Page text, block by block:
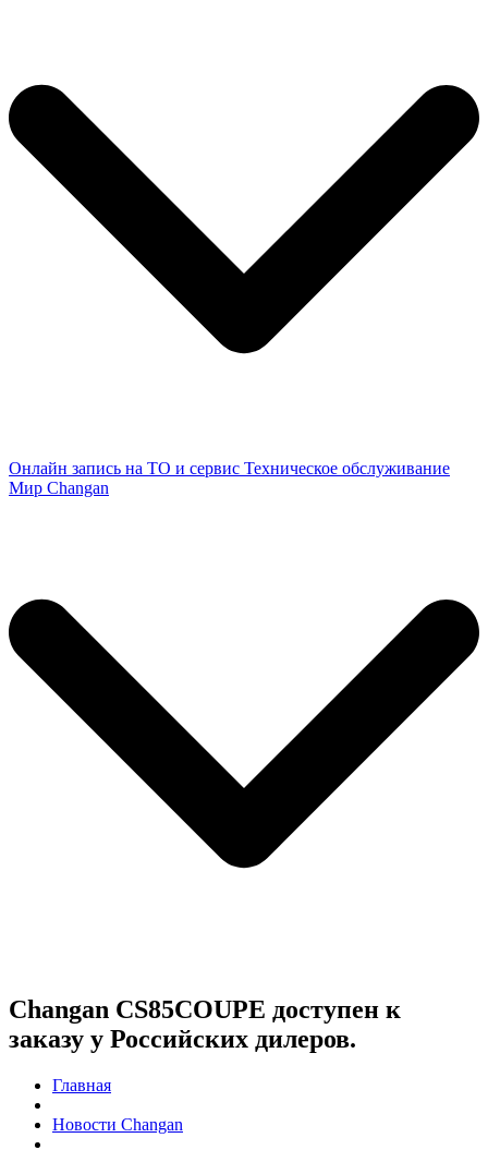
Онлайн запись на ТО и сервис Техническое обслуживание
Мир Changan
Changan СS85COUPE доступен к
заказу у Российских дилеров.
Главная
Новости Changan